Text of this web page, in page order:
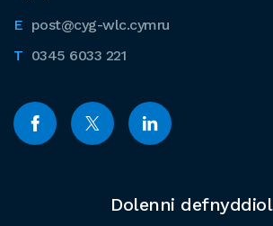
post@cyg-wlc.cymru
0345 6033 221
Dolenni defnyddiol